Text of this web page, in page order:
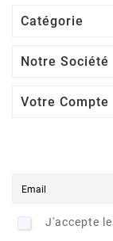
Catégorie
Notre Société
Votre Compte
J'accepte